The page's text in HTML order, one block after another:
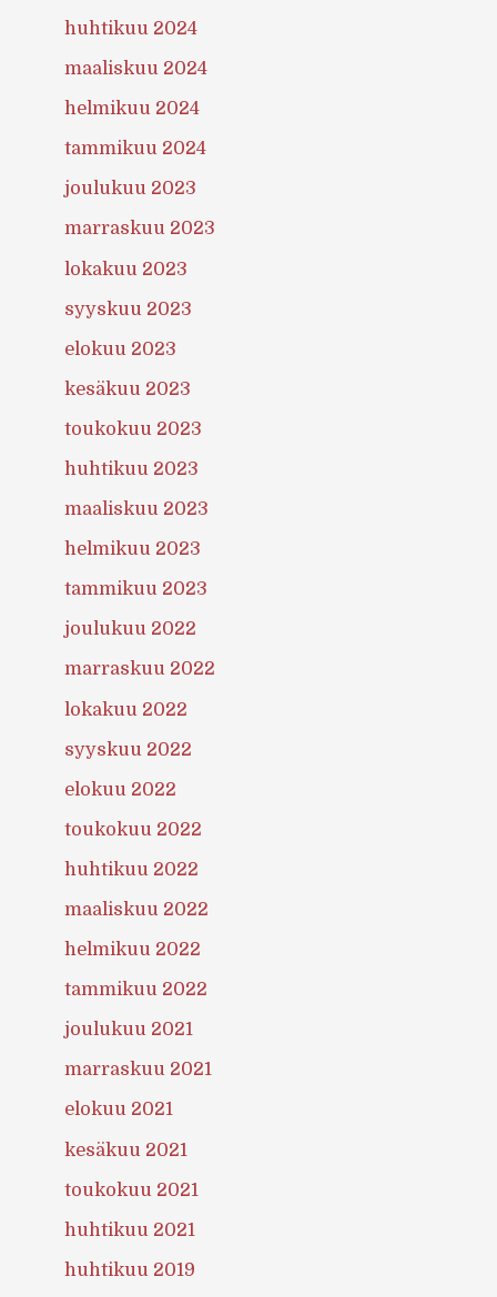
huhtikuu 2024
maaliskuu 2024
helmikuu 2024
tammikuu 2024
joulukuu 2023
marraskuu 2023
lokakuu 2023
syyskuu 2023
elokuu 2023
kesäkuu 2023
toukokuu 2023
huhtikuu 2023
maaliskuu 2023
helmikuu 2023
tammikuu 2023
joulukuu 2022
marraskuu 2022
lokakuu 2022
syyskuu 2022
elokuu 2022
toukokuu 2022
huhtikuu 2022
maaliskuu 2022
helmikuu 2022
tammikuu 2022
joulukuu 2021
marraskuu 2021
elokuu 2021
kesäkuu 2021
toukokuu 2021
huhtikuu 2021
huhtikuu 2019